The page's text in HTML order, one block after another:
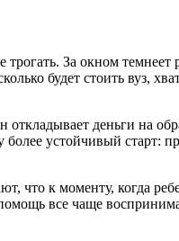
За окном
будет стоить вуз,
деньги на
устойчивый старт:
что к моменту, когда
все чаще